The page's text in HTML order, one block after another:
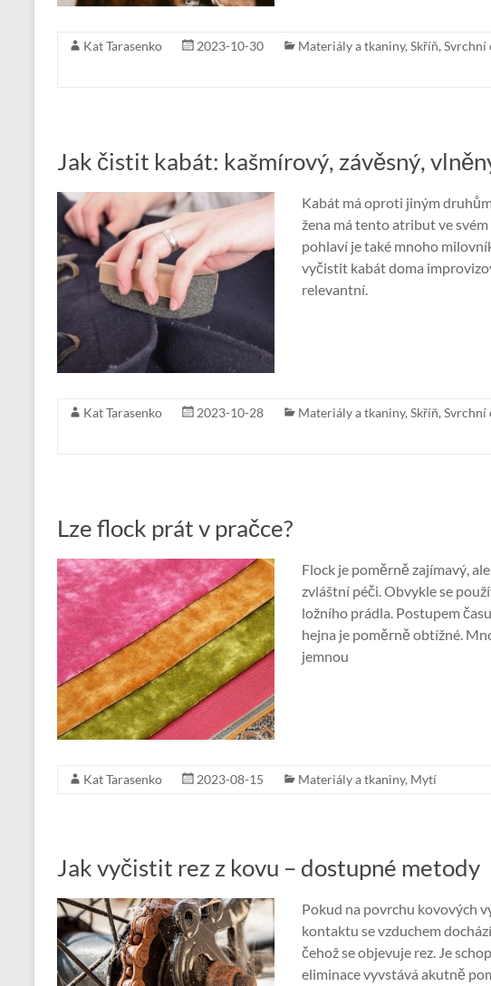
Kat Tarasenko 2023-10-30 Materiály a tkaniny, Skříň, Svrchní
Jak čistit kabát: kašmírový, závěsný,
Kabát má oproti jiným
žena má tento atribut ve
pohlaví je také mnoho
vyčistit kabát doma
relevantní.
Kat Tarasenko 2023-10-28 Materiály a tkaniny, Skříň, Svrchní
Lze flock prát v pračce?
Flock je poměrně zajímavý,
zvláštní péči. Obvykle se
ložního prádla. Postupem
hejna je poměrně obtížné.
jemnou
Kat Tarasenko 2023-08-15 Materiály a tkaniny, Mytí
Jak vyčistit rez z kovu – dostupné metody
Pokud na povrchu kovových
kontaktu se vzduchem
čehož se objevuje rez. Je
eliminace vyvstává akutně